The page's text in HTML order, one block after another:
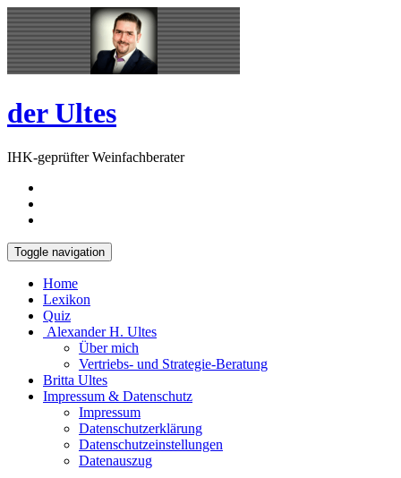
Skip
to
content
Open
Sidebar
der Ultes
IHK-geprüfter Weinfachberater
Toggle navigation
Home
Lexikon
Quiz
Alexander H. Ultes
Über mich
Vertriebs- und Strategie-Beratung
Britta Ultes
Impressum & Datenschutz
Impressum
Datenschutzerklärung
Datenschutzeinstellungen
Datenauszug